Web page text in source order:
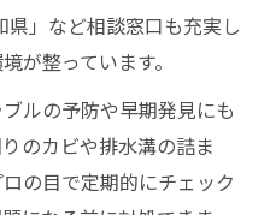
」など相談窓口も充実し
が整っています。
ルの予防や早期発見にも
のカビや排水溝の詰ま
の目で定期的にチェック